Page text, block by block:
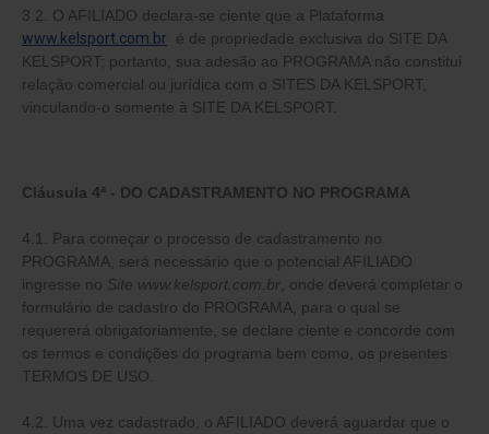
3.2. O AFILIADO declara-se ciente que a Plataforma
www.kelsport.com.br
é de propriedade exclusiva do SITE DA
KELSPORT; portanto, sua adesão ao PROGRAMA não constitui
relação comercial ou jurídica com o SITES DA KELSPORT,
vinculando-o somente à SITE DA KELSPORT.
Cláusula 4ª - DO CADASTRAMENTO NO PROGRAMA
4.1. Para começar o processo de cadastramento no
PROGRAMA, será necessário que o potencial AFILIADO
ingresse no Site www.kelsport.com.br , onde deverá completar o
formulário de cadastro do PROGRAMA, para o qual se
requererá obrigatoriamente, se declare ciente e concorde com
os termos e condições do programa bem como, os presentes
TERMOS DE USO.
4.2. Uma vez cadastrado, o AFILIADO deverá aguardar que o